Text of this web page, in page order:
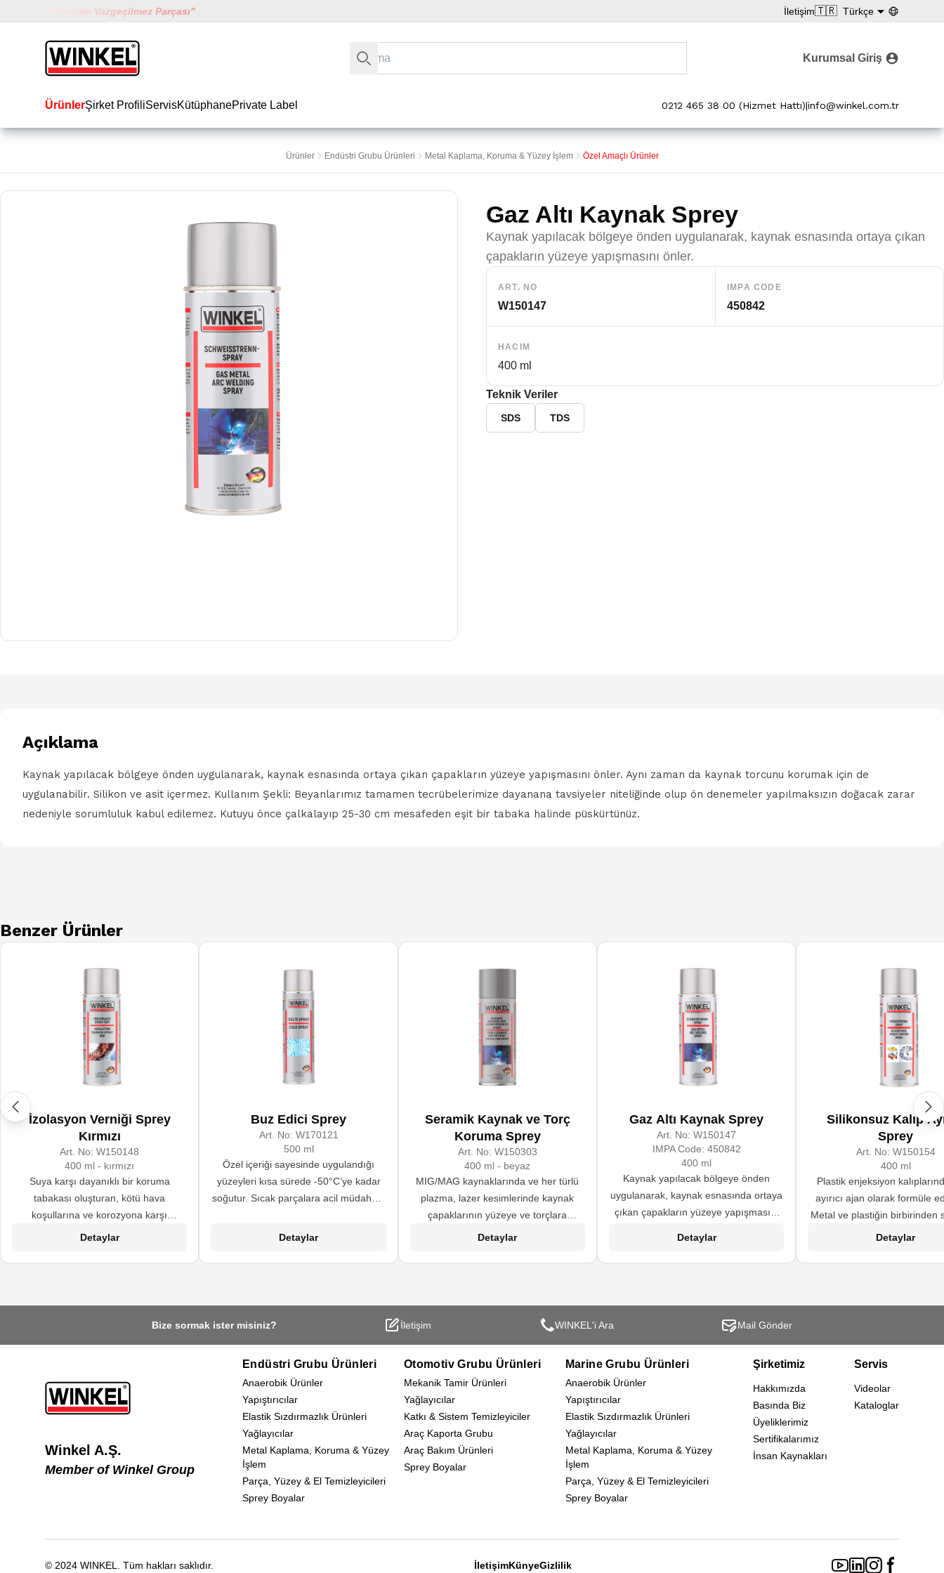
Sistemin Vazgeçilmez Parçası" İletişim🇹🇷 Türkçe
Winkel
Arama
Kurumsal Giriş
ÜrünlerŞirket ProfiliServisKütüphanePrivate Label 0212 465 38 00 (Hizmet Hattı)|info@winkel.com.tr
Ürünler Endüstri Grubu Ürünleri Metal Kaplama, Koruma & Yüzey İşlem Özel Amaçlı Ürünler
Gaz Altı Kaynak Sprey
Kaynak yapılacak bölgeye önden uygulanarak, kaynak esnasında ortaya çıkan
çapakların yüzeye yapışmasını önler.
ART. NO
W150147
IMPA CODE
450842
HACIM
400 ml
Teknik Veriler
SDS TDS
Açıklama
Kaynak yapılacak bölgeye önden uygulanarak, kaynak esnasında ortaya çıkan çapakların yüzeye yapışmasını önler. Aynı zaman da kaynak torcunu korumak için de
uygulanabilir. Silikon ve asit içermez. Kullanım Şekli: Beyanlarımız tamamen tecrübelerimize dayanana tavsiyeler niteliğinde olup ön denemeler yapılmaksızın doğacak zarar
nedeniyle sorumluluk kabul edilemez. Kutuyu önce çalkalayıp 25-30 cm mesafeden eşit bir tabaka halinde püskürtünüz.
Benzer Ürünler
İzolasyon Verniği Sprey
Kırmızı
Art. No:W150148
400 ml - kırmızı
Suya karşı dayanıklı bir koruma
tabakası oluşturan, kötü hava
koşullarına ve korozyona karşı
dayanıklı izolasyon verniğidir. Yüksek
standartını karşılar. Özellikle ulaşılması
Detaylar
Buz Edici Sprey
Art. No: W170121
500 ml
Özel içeriği sayesinde uygulandığı
yüzeyleri kısa sürede -50°C’ye kadar
soğutur. Sıcak parçalara acil müdahale
hızla soğutarak tamir süresini kısaltır
alanlarda ve elektronikte kullanılabilir.
Detaylar
Seramik Kaynak ve Torç
Koruma Sprey
Art. No: W150303
400 ml - beyaz
MIG/MAG kaynaklarında ve her türlü
plazma, lazer kesimlerinde kaynak
çapaklarının yüzeye ve torçlara
yapışmasını engeller.
Detaylar
Gaz Altı Kaynak Sprey
Art. No:W150147
IMPA Code: 450842
400 ml
Kaynak yapılacak bölgeye önden
uygulanarak, kaynak esnasında ortaya
çıkan çapakların yüzeye yapışmasını
Detaylar
Silikonsuz Kalıp
Sprey
Art. No: W150154
400 ml
Plastik enjeksiyon
ayırıcı ajan olarak formüle
Metal ve plastiğin birbirinden
ayrılmasını sağlar.
Detaylar
Bize sormak ister misiniz? İletişim WINKEL'i Ara Mail Gönder
Winkel A.Ş.
Member of Winkel Group
Endüstri Grubu Ürünleri
Anaerobik Ürünler
Yapıştırıcılar
Elastik Sızdırmazlık Ürünleri
Yağlayıcılar
Metal Kaplama, Koruma & Yüzey
İşlem
Parça, Yüzey & El Temizleyicileri
Sprey Boyalar
Otomotiv Grubu Ürünleri
Mekanik Tamir Ürünleri
Yağlayıcılar
Katkı & Sistem Temizleyiciler
Araç Kaporta Grubu
Araç Bakım Ürünleri
Sprey Boyalar
Marine Grubu Ürünleri
Anaerobik Ürünler
Yapıştırıcılar
Elastik Sızdırmazlık Ürünleri
Yağlayıcılar
Metal Kaplama, Koruma & Yüzey
İşlem
Parça, Yüzey & El Temizleyicileri
Sprey Boyalar
Şirketimiz
Hakkımızda
Basında Biz
Üyeliklerimiz
Sertifikalarımız
İnsan Kaynakları
Servis
Videolar
Kataloglar
© 2024 WINKEL Tüm hakları saklıdır. İletişimKünyeGizlilik